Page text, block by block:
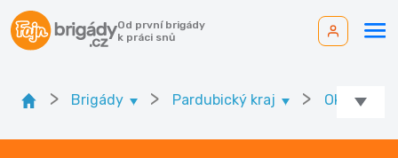
Od první brigády
k práci snů
> Brigády > Pardubický kraj > Ok.